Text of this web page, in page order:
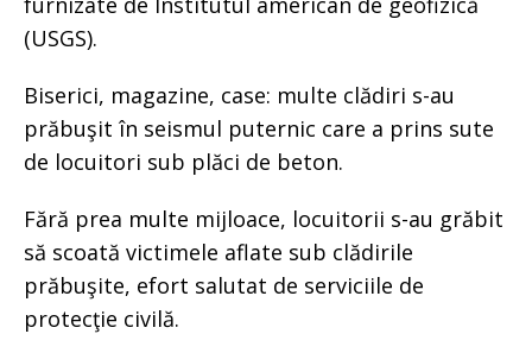
(USGS).
Biserici, magazine, case: multe clădiri s-au
prăbuşit în seismul puternic care a prins sute
de locuitori sub plăci de beton.
Fără prea multe mijloace, locuitorii s-au grăbit
să scoată victimele aflate sub clădirile
prăbuşite, efort salutat de serviciile de
protecţie civilă.